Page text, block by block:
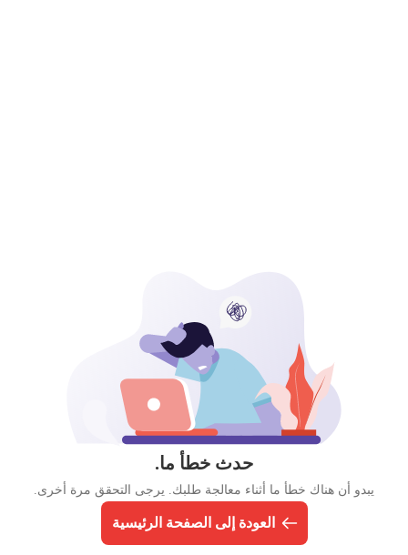
حدث خطأ ما.
يبدو أن هناك خطأ ما أثناء معالجة طلبك. يرجى التحقق مرة أخرى.
العودة إلى الصفحة الرئيسية